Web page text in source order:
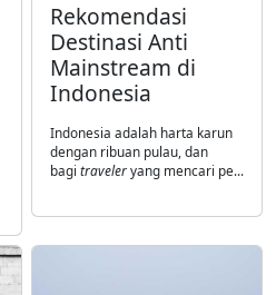
Rekomendasi
Destinasi Anti
Mainstream di
Indonesia
Indonesia adalah harta karun
dengan ribuan pulau, dan
bagi traveleryang mencari pe...